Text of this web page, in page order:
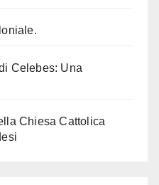
Celebes: Una
Chiesa Cattolica